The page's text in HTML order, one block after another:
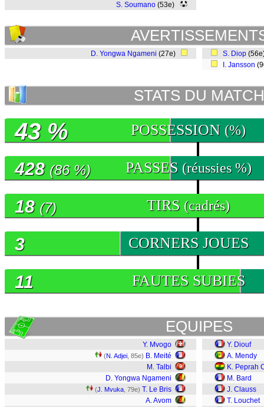
S. Soumano (53e)
D. Yongwa Ngameni (27e) S. Diop
I. Jansson
STATS DU MATCH
POSSESSION (%)
43 %
PASSES (réussies %)
428 (86 %)
TIRS (cadrés)
18 (7)
CORNERS JOUES
3
FAUTES SUBIES
11
EQUIPES
Y. Mvogo
(N. Adjei , 85e) B. Meité
M. Talbi
D. Yongwa Ngameni
(J. Mvuka , 79e) T. Le Bris
A. Avom
Y. Diouf
A. Mendy
K. Peprah
M. Bard
J. Clauss
T. Louchet